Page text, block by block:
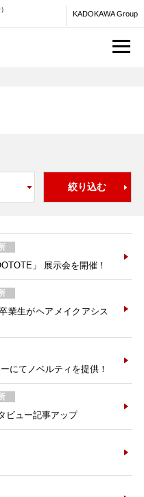
KADOKAWA Group
」 展示会を開催！
業生がヘアメイクアシス
にてノベルティを提供！
ビュー記事アップ